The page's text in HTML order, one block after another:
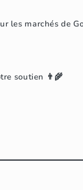
les marchés de
soutien 👨‍🌾